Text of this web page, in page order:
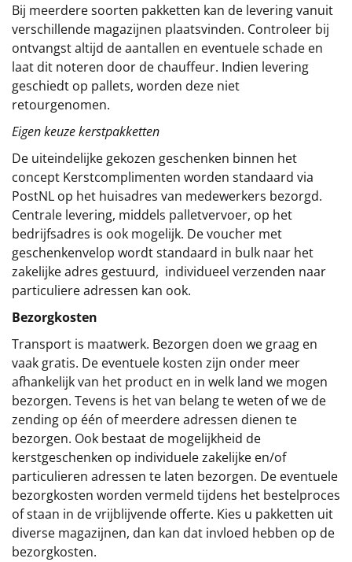
Bij meerdere soorten pakketten kan de levering vanuit
verschillende magazijnen plaatsvinden. Controleer bij
ontvangst altijd de aantallen en eventuele schade en
laat dit noteren door de chauffeur. Indien levering
geschiedt op pallets, worden deze niet
retourgenomen.
Eigen keuze kerstpakketten
De uiteindelijke gekozen geschenken binnen het
concept Kerstcomplimenten worden standaard via
PostNL op het huisadres van medewerkers bezorgd.
Centrale levering, middels palletvervoer, op het
bedrijfsadres is ook mogelijk. De voucher met
geschenkenvelop wordt standaard in bulk naar het
zakelijke adres gestuurd, individueel verzenden naar
particuliere adressen kan ook.
Bezorgkosten
Transport is maatwerk. Bezorgen doen we graag en
vaak gratis. De eventuele kosten zijn onder meer
afhankelijk van het product en in welk land we mogen
bezorgen. Tevens is het van belang te weten of we de
zending op één of meerdere adressen dienen te
bezorgen. Ook bestaat de mogelijkheid de
kerstgeschenken op individuele zakelijke en/of
particulieren adressen te laten bezorgen. De eventuele
bezorgkosten worden vermeld tijdens het bestelproces
of staan in de vrijblijvende offerte. Kies u pakketten uit
diverse magazijnen, dan kan dat invloed hebben op de
bezorgkosten.